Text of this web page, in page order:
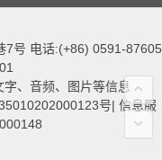
7号 电话:(+86) 0591-87605
、音频、图片等信息
号| 信息服